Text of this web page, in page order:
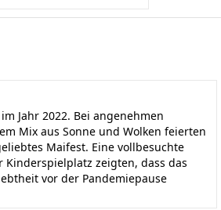
Jahr 2022. Bei angenehmen
Mix aus Sonne und Wolken feierten
Maifest. Eine vollbesuchte
Kinderspielplatz zeigten, dass das
vor der Pandemiepause